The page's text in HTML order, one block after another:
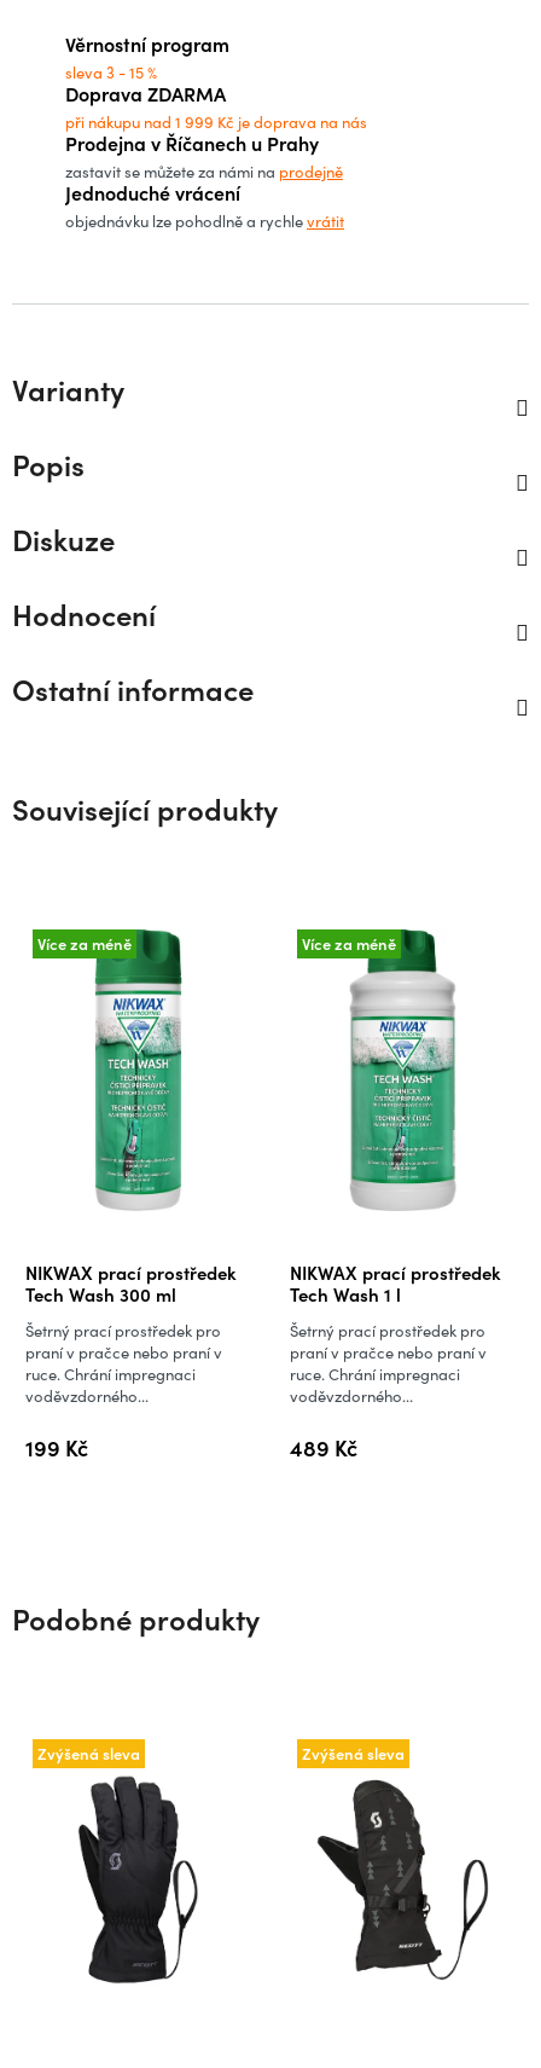
Věrnostní program
sleva 3 - 15 %
Doprava ZDARMA
při nákupu nad 1 999 Kč je doprava na nás
Prodejna v Říčanech u Prahy
zastavit se můžete za námi na prodejně
Jednoduché vrácení
objednávku lze pohodlně a rychlevrátit
Varianty
Popis
Diskuze
Hodnocení
Ostatní informace
Související produkty
Více za méně
NIKWAX prací prostředek
Tech Wash 300 ml
Průměrné
hodnocení
produktu
je
5,0
5
199 Kč
Šetrný prací prostředek pro
praní v pračce nebo praní v
ruce. Chrání impregnaci
voděvzdorného...
Více za méně
NIKWAX prací prostředek
Tech Wash 1 l
Průměrné
hodnocení
produktu
je
4,8
5
489 Kč
Šetrný prací prostředek pro
praní v pračce nebo praní v
ruce. Chrání impregnaci
voděvzdorného...
Podobné produkty
Zvýšená sleva Zvýšená sleva